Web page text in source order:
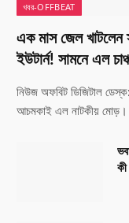
খবর-OFFBEAT
এক মাস জেল খাটলেন
ইউটার্ন! সামনে এল
নিউজ অফবিট ডিজিটাল
আচমকাই এল নাটকীয়